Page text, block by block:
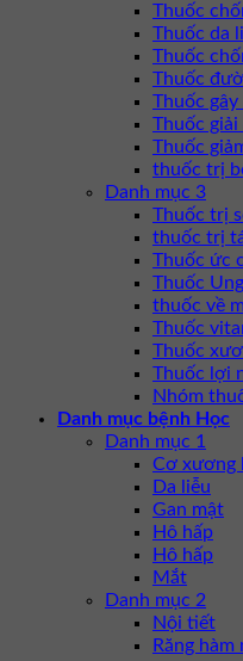
Thuốc
Thuốc da
Thuốc
Thuốc
Thuốc gây
Thuốc giải
Thuốc
thuốc trị
Danh mục 3
Thuốc trị
thuốc trị
Thuốc ức
Thuốc
thuốc về
Thuốc
Thuốc
Thuốc lợi
Nhóm
Danh mục bệnh Học
Danh mục 1
Cơ xương
Da liễu
Gan mật
Hô hấp
Hô hấp
Mắt
Danh mục 2
Nội tiết
Răng hàm